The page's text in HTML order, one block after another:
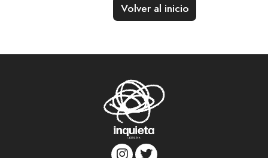
Volver al inicio